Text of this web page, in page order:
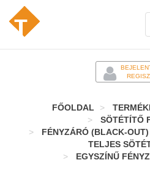
FŐOLDAL
SÖTÉTÍTŐ
FÉNYZÁRÓ (BLACK-
TELJES
EGYSZÍNŰ